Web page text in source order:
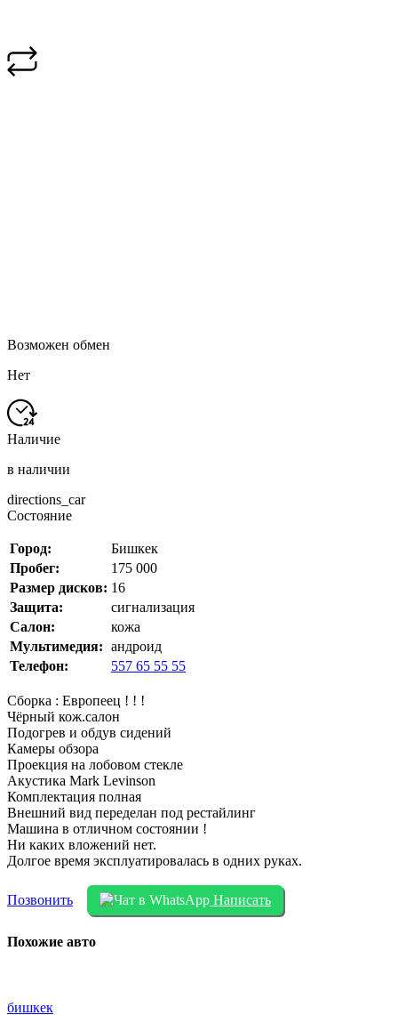
Возможен обмен
Нет
Наличие
в наличии
directions_car
Состояние
Город:
Бишкек
Пробег:
175 000
Размер дисков: 16
Защита:
сигнализация
Салон:
кожа
Мультимедия: андроид
Телефон:
557 65 55 55
Сборка : Европеец ! ! !
Чёрный кож.салон
Подогрев и обдув сидений
Камеры обзора
Проекция на лобовом стекле
Акустика Mark Levinson
Комплектация полная
Внешний вид переделан под рестайлинг
Машина в отличном состоянии !
Ни каких вложений нет.
Долгое время эксплуатировалась в одних руках.
Позвонить Написать
Похожие авто
бишкек